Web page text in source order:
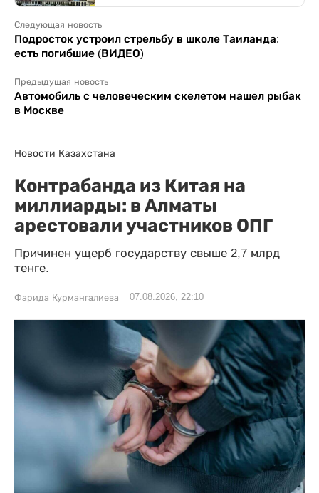
Следующая новость
Подросток устроил стрельбу в школе Таиланда:
есть погибшие (ВИДЕО)
Предыдущая новость
Автомобиль с человеческим скелетом нашел рыбак
в Москве
Новости Казахстана
Контрабанда из Китая на
миллиарды: в Алматы
арестовали участников ОПГ
Причинен ущерб государству свыше 2,7 млрд
тенге.
Фарида Курмангалиева 07.08.2026, 22:10